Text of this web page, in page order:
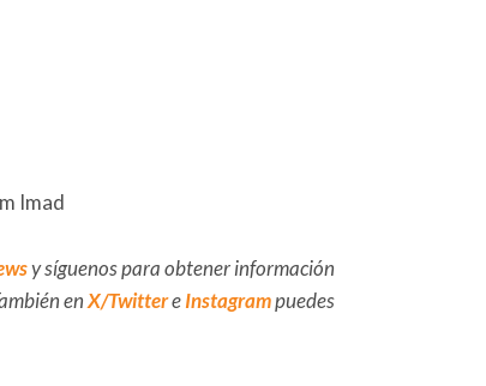
Imad
y síguenos para obtener información
enX/TwittereInstagrampuedes